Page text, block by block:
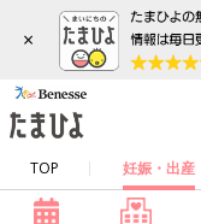
×
TOP 妊娠・出産